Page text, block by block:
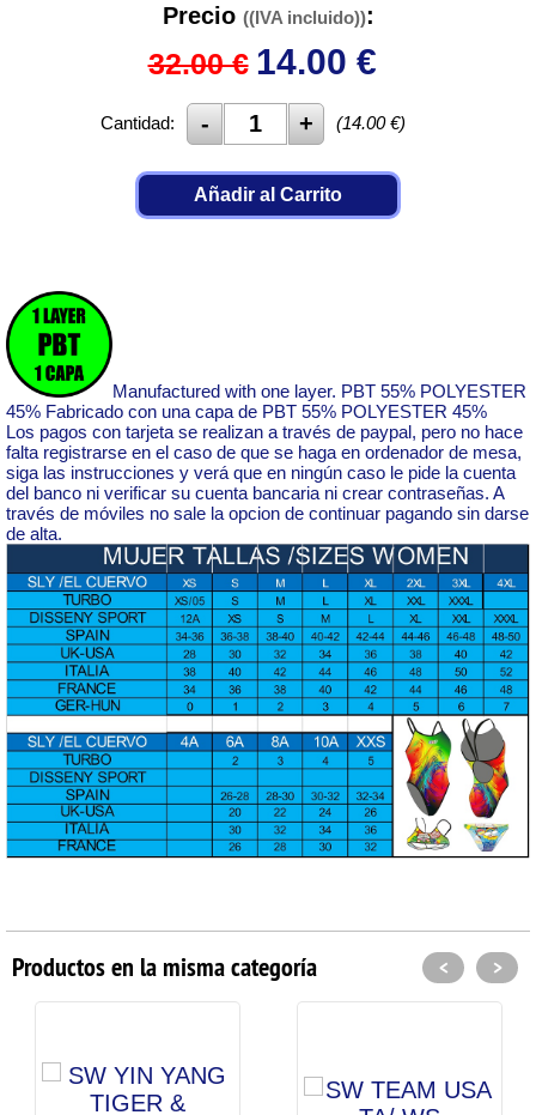
Precio ((IVA incluido)):
32.00 € 14.00 €
Cantidad: (14.00€)
Añadir al Carrito
Manufactured with one layer. PBT 55% POLYESTER
45% Fabricado con una capa de PBT 55% POLYESTER 45%
Los pagos con tarjeta se realizan a través de paypal, pero no hace
falta registrarse en el caso de que se haga en ordenador de mesa,
siga las instrucciones y verá que en ningún caso le pide la cuenta
del banco ni verificar su cuenta bancaria ni crear contraseñas. A
través de móviles no sale la opcion de continuar pagando sin darse
de alta.
Productos en la misma categoría < >